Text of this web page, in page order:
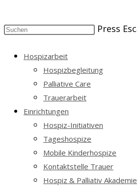
Press
Hospizarbeit
Hospizbegleitung
Palliative Care
Trauerarbeit
Einrichtungen
Hospiz-Initiativen
Tageshospize
Mobile Kinderhospize
Kontaktstelle Trauer
Hospiz & Palliativ Akademie